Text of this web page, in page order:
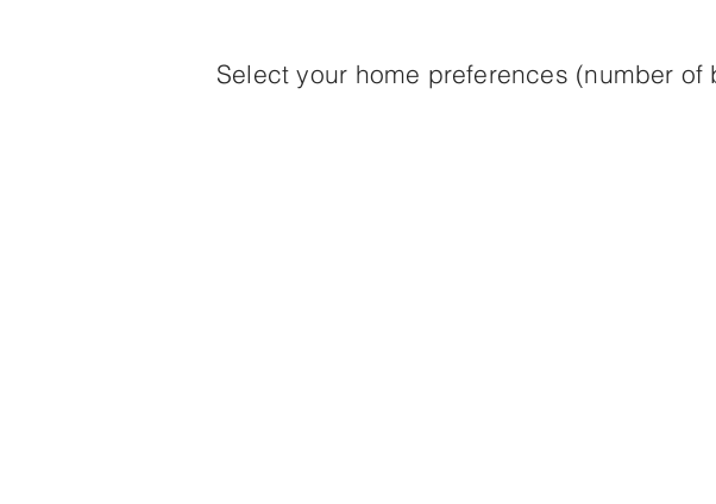
Select your home preferences (number